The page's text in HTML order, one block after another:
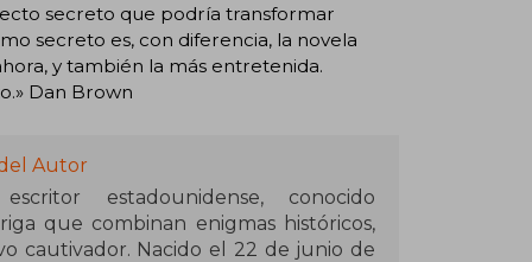
secreto que podría transformar
secreto es, con diferencia, la novela
y también la más entretenida.
Dan Brown
Autor
estadounidense, conocido
que combinan enigmas históricos,
cautivador. Nacido el 22 de junio de